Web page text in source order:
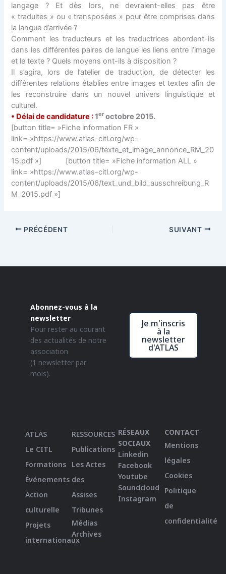
langage ? Et dès lors, ne devraient-elles pas être
« traduites » ou « transposées » pour être comprises dans
la langue d’arrivée ?
Comment les traducteurs et les traductrices abordent-ils
dans les différentes paires de langue les liens entre l’image
et le texte ? Quels moyens ont-ils à disposition ?
Il s’agira, lors de l’atelier de traduction, de détecter les
différentes relations établies entre images et textes afin de
les reconstruire dans un nouvel univers linguistique et
culturel.
• Délai de candidature :1eroctobre 2015.
[button title= »Fiche information FR »
link= »https://www.atlas-citl.org/wp-
content/uploads/2015/06/texte_et_image_annonce_RM_20
15.pdf »] [button title= »Fiche information ALL »
link= »https://www.atlas-citl.org/wp-
content/uploads/2015/06/text_und_bild_ausschreibung_R
M_2015.pdf »]
PRÉCÉDENT SUIVANT
Abonnez-vous à la
newsletter
Pour rester au courant
des actualités de notre
association
(1 newsletter par
mois).
Je m'inscris
à la
newsletter
d'ATLAS
ATLAS
Le CITL
Formations
Événements
Action
culturelle
Projets
internationaux
RESSOURCES
Publications
Les Actes
des
Assises
Tribunes
Médias
Archives
RÉSEAUX
SOCIAUX
Linkedin
Facebook
Youtube
Soundcloud
Instagram
CONTACT
Mentions
légales
Cookies
Politique
de
confidentialité